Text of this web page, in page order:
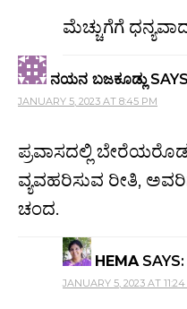
ಮೆಚ್ಚುಗೆಗೆ
ನಯನ ಬಜಕೂಡ್ಲು
JANUARY 5, 2023 AT 8:45 PM
ಪ್ರವಾಸದಲ್ಲಿ
ವ್ಯವಹರಿಸುವ ರೀತಿ,
ಚಂದ.
HEMA SAYS:
JANUARY 5, 2023 AT